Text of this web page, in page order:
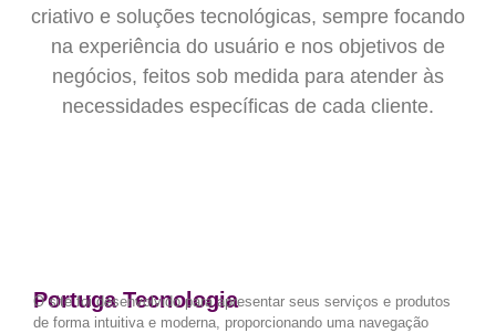
criativo e soluções tecnológicas, sempre focando
na experiência do usuário e nos objetivos de
negócios, feitos sob medida para atender às
necessidades específicas de cada cliente.
Portuga Tecnologia
O site foi desenvolvido para apresentar seus serviços e produtos
de forma intuitiva e moderna, proporcionando uma navegação